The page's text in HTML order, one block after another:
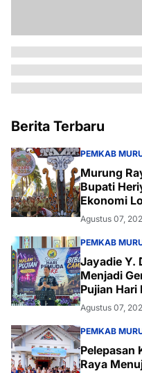
Berita Terbaru
PEMKAB
Murung
Bupati
Ekonomi
Agustus 07,
PEMKAB
Jayadie Y.
Menjadi
Pujian Hari
Agustus 07,
PEMKAB
Pelepasan
Raya